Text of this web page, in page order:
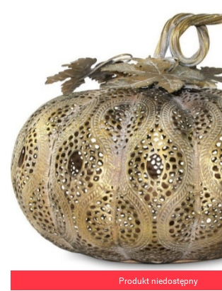
Produkt niedostępny